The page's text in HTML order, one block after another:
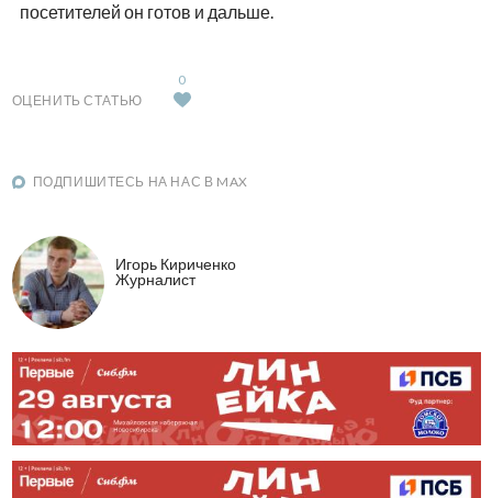
посетителей он готов и дальше.
ОЦЕНИТЬ СТАТЬЮ
0
ПОДПИШИТЕСЬ НА НАС В MAX
Игорь Кириченко
Журналист